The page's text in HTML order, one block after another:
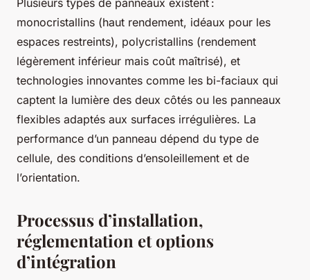
Plusieurs types de panneaux existent :
monocristallins (haut rendement, idéaux pour les
espaces restreints), polycristallins (rendement
légèrement inférieur mais coût maîtrisé), et
technologies innovantes comme les bi-faciaux qui
captent la lumière des deux côtés ou les panneaux
flexibles adaptés aux surfaces irrégulières. La
performance d’un panneau dépend du type de
cellule, des conditions d’ensoleillement et de
l’orientation.
Processus d’installation,
réglementation et options
d’intégration